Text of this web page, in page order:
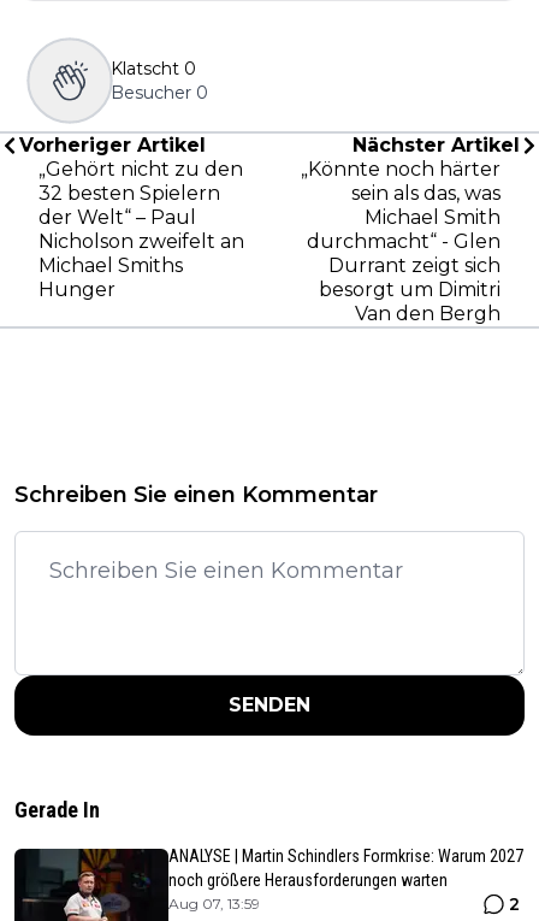
Klatscht 0
Besucher 0
Vorheriger Artikel
„Gehört nicht zu den
32 besten Spielern
der Welt“ – Paul
Nicholson zweifelt an
Michael Smiths
Hunger
Nächster Artikel
„Könnte noch härter
sein als das, was
Michael Smith
durchmacht“ - Glen
Durrant zeigt sich
besorgt um Dimitri
Van den Bergh
Schreiben Sie einen Kommentar
SENDEN
Gerade In
ANALYSE | Martin Schindlers Formkrise: Warum 2027
noch größere Herausforderungen warten
Aug 07, 13:59 2